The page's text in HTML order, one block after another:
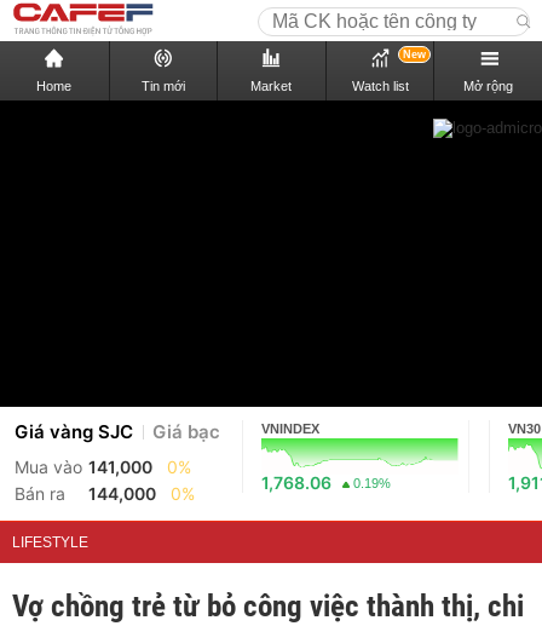
Home Tin mới Market Watch list
New
Mở rộng
Giá vàng SJC Giá bạc
Mua vào 141,000
0%
Bán ra
144,000 0%
VNINDEX
1,768.06 0.19%
VN30
LIFESTYLE
Vợ chồng trẻ từ bỏ công việc thành thị, chi